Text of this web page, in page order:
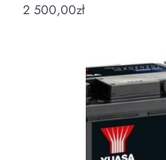
2 500,00zł